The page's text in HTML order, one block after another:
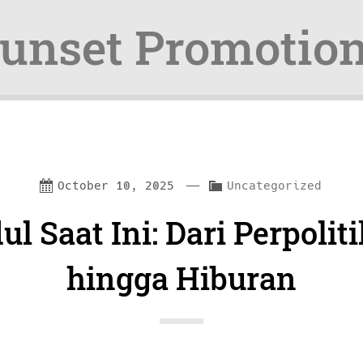
October 10, 2025 — C
t
e
g
Uncategorized
Saat Ini: Dari
hingga Hiburan